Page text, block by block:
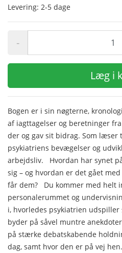
Levering: 2-5 dage
-
Læg i
Bogen er i sin nøgterne,
af iagttagelser og beretninger
der og gav sit bidrag. Som læser
psykiatriens bevægelser og
arbejdsliv. Hvordan har synet
sig – og hvordan er det gået
får dem? Du kommer med helt
personalerummet og
i, hvorledes psykiatrien
byder på såvel muntre
på stærke debatskabende
dag, samt hvor den er på vej